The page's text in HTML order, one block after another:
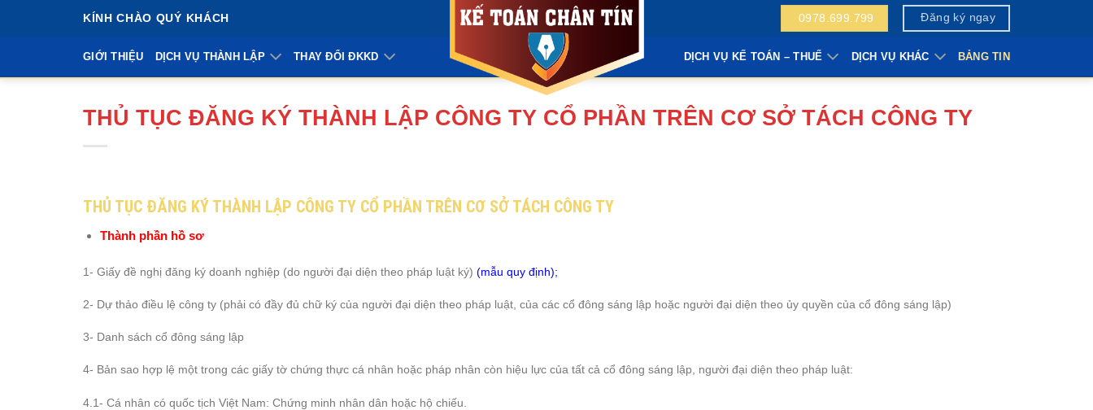
KÍNH CHÀO QUÝ KHÁCH 0978.699.799 Đăng ký ngay
GIỚI THIỆU DỊCH VỤ THÀNH LẬP THAY ĐỔI ĐKKD DỊCH VỤ KẾ TOÁN – THUẾ DỊCH VỤ KHÁC BẢNG TIN
THỦ TỤC ĐĂNG KÝ THÀNH LẬP CÔNG TY CỔ PHẦN TRÊN CƠ SỞ TÁCH CÔNG TY
THỦ TỤC ĐĂNG KÝ THÀNH LẬP CÔNG TY CỔ PHẦN TRÊN CƠ SỞ TÁCH CÔNG TY
Thành phần hồ sơ
1- Giấy đề nghị đăng ký doanh nghiệp (do người đại diện theo pháp luật ký) (mẫu quy định);
2- Dự thảo điều lệ công ty (phải có đầy đủ chữ ký của người đại diện theo pháp luật, của các cổ đông sáng lập hoặc người đại diện theo ủy quyền của cổ đông sáng lập)
3- Danh sách cổ đông sáng lập
4- Bản sao hợp lệ một trong các giấy tờ chứng thực cá nhân hoặc pháp nhân còn hiệu lực của tất cả cổ đông sáng lập, người đại diện theo pháp luật:
4.1- Cá nhân có quốc tịch Việt Nam: Chứng minh nhân dân hoặc hộ chiếu.